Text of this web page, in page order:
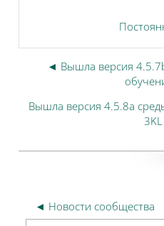
◄ Вышла версия
Вышла версия 4.5.8a
◄ Новости сообщества